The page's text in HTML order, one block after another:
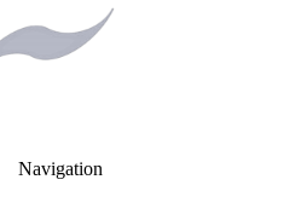
Navigation